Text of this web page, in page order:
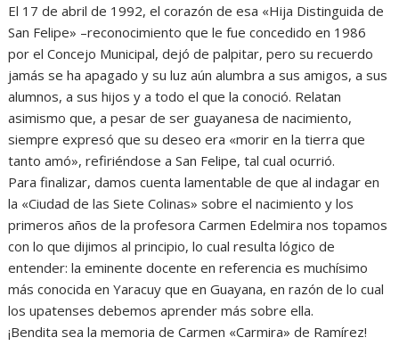
El 17 de abril de 1992, el corazón de esa «Hija Distinguida de
San Felipe» –reconocimiento que le fue concedido en 1986
por el Concejo Municipal, dejó de palpitar, pero su recuerdo
jamás se ha apagado y su luz aún alumbra a sus amigos, a sus
alumnos, a sus hijos y a todo el que la conoció. Relatan
asimismo que, a pesar de ser guayanesa de nacimiento,
siempre expresó que su deseo era «morir en la tierra que
tanto amó», refiriéndose a San Felipe, tal cual ocurrió.
Para finalizar, damos cuenta lamentable de que al indagar en
la «Ciudad de las Siete Colinas» sobre el nacimiento y los
primeros años de la profesora Carmen Edelmira nos topamos
con lo que dijimos al principio, lo cual resulta lógico de
entender: la eminente docente en referencia es muchísimo
más conocida en Yaracuy que en Guayana, en razón de lo cual
los upatenses debemos aprender más sobre ella.
¡Bendita sea la memoria de Carmen «Carmira» de Ramírez!